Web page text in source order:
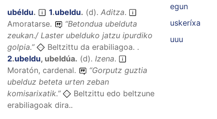
ubéldu. 1.ubeldu. (d). Aditza.
Amoratarse.
“Betondua ubelduta
zeukan./ Laster ubelduko jatzu ipurdiko
golpia.”
Beltzittu da erabiliagoa. .
2.ubeldu, ubeldúa. (d). Izena.
Moratón, cardenal.
“Gorputz guztia
ubelduz beteta urten zeban
komisarixatik.”
Beltzittu edo beltzune
erabiliagoak dira..
egun
uskeríxa
uuu